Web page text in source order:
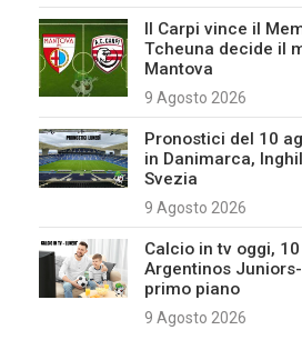
Il Carpi vince il
Tcheuna decide il
Mantova
9 Agosto 2026
Pronostici del 10
in Danimarca,
Svezia
9 Agosto 2026
Calcio in tv oggi,
Argentinos
primo piano
9 Agosto 2026